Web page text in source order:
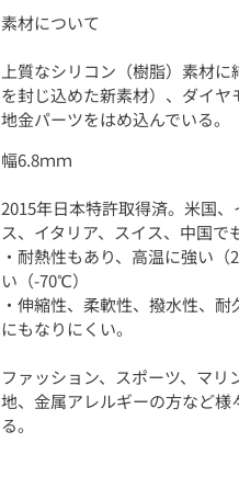
素材について
上質なシリコン（樹脂）素材
を封じ込めた新素材）、ダイ
地金パーツをはめ込んでいる。
幅6.8ｍｍ
2015年日本特許取得済。米国
ス、イタリア、スイス、中国で
・耐熱性もあり、高温に強い
い（-70℃）
・伸縮性、柔軟性、撥水性、
にもなりにくい。
ファッション、スポーツ、マリ
地、金属アレルギーの方など様
る。